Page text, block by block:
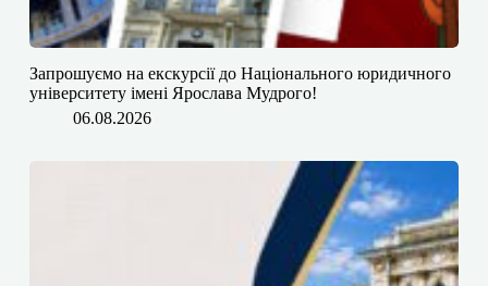
​​Запрошуємо на екскурсії до Національного юридичного
університету імені Ярослава Мудрого!
06.08.2026